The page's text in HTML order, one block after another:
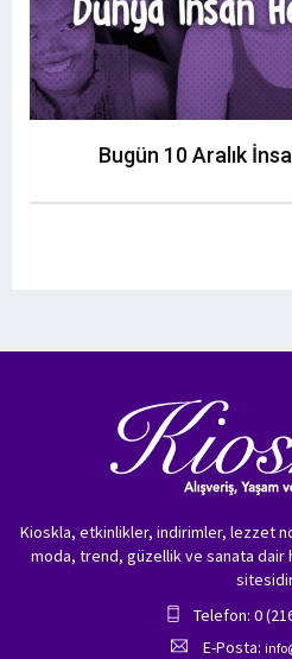
Bugün 10 Aralık
Kioskla, etkinlikler, indirimler, lezzet
moda, trend, güzellik ve sanata dair
Telefon: 0
E-Posta: